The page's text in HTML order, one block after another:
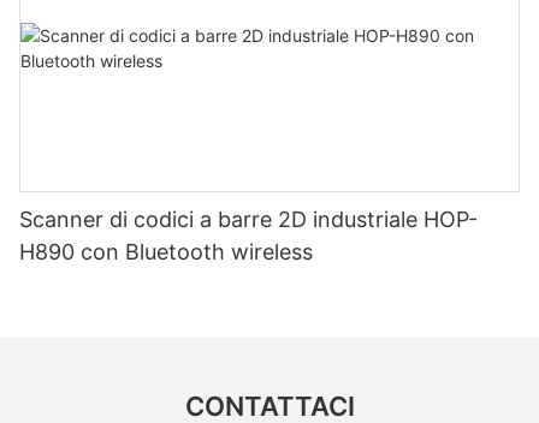
Scanner di codici a barre 2D industriale HOP-
H890 con Bluetooth wireless
CONTATTACI